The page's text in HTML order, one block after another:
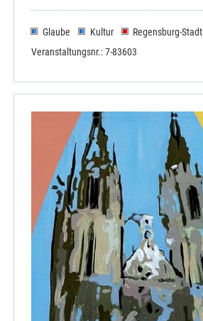
Glaube Kultur
Regensburg-Stadt
Veranstaltungsnr.: 7-83603